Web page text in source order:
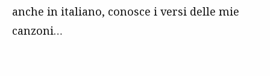
anche in italiano, conosce i versi delle mie
canzoni…